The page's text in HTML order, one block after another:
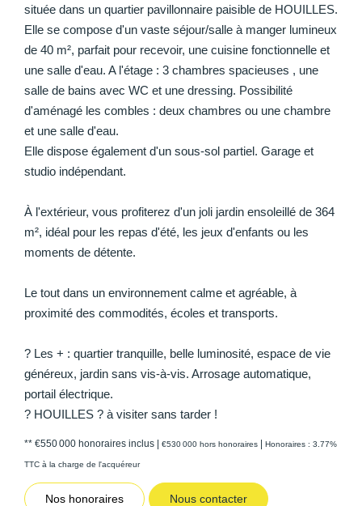
située dans un quartier pavillonnaire paisible de HOUILLES.
Elle se compose d'un vaste séjour/salle à manger lumineux
de 40 m², parfait pour recevoir, une cuisine fonctionnelle et
une salle d'eau. A l'étage : 3 chambres spacieuses , une
salle de bains avec WC et une dressing. Possibilité
d'aménagé les combles : deux chambres ou une chambre
et une salle d'eau.
Elle dispose également d'un sous-sol partiel. Garage et
studio indépendant.
À l'extérieur, vous profiterez d'un joli jardin ensoleillé de 364
m², idéal pour les repas d'été, les jeux d'enfants ou les
moments de détente.
Le tout dans un environnement calme et agréable, à
proximité des commodités, écoles et transports.
? Les + : quartier tranquille, belle luminosité, espace de vie
généreux, jardin sans vis-à-vis. Arrosage automatique,
portail électrique.
? HOUILLES ? à visiter sans tarder !
** €550 000 honoraires inclus | €530 000 hors honoraires | Honoraires : 3.77%
TTC à la charge de l'acquéreur
Nos honoraires Nous contacter